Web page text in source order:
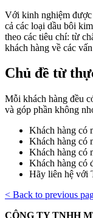
Với kinh nghiệm được
cả các loại dầu bôi
theo các tiêu chí: từ
khách hàng về các
Chủ đề từ
Mỗi khách hàng đều
và góp phần không
Khách hàng có
Khách hàng có
Khách hàng có
Khách hàng có
Hãy liên hệ với
< Back to previous
CÔNG TY TNHH